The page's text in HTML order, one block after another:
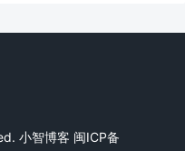
小智博客 闽ICP备